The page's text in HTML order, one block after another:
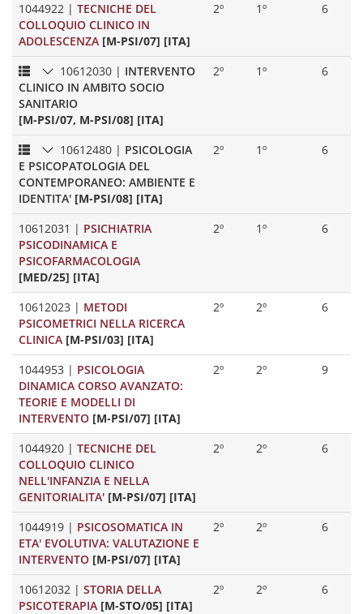
1044922 | TECNICHE DEL
COLLOQUIO CLINICO IN
ADOLESCENZA [M-PSI/07] [ITA]
2º 1º 6
10612030 | INTERVENTO
CLINICO IN AMBITO SOCIO
SANITARIO
[M-PSI/07, M-PSI/08] [ITA]
2º 1º 6
10612480 | PSICOLOGIA
E PSICOPATOLOGIA DEL
CONTEMPORANEO: AMBIENTE E
IDENTITA' [M-PSI/08] [ITA]
2º 1º 6
10612031 | PSICHIATRIA
PSICODINAMICA E
PSICOFARMACOLOGIA
[MED/25] [ITA]
2º 1º 6
10612023 | METODI
PSICOMETRICI NELLA RICERCA
CLINICA [M-PSI/03] [ITA]
2º 2º 6
1044953 | PSICOLOGIA
DINAMICA CORSO AVANZATO:
TEORIE E MODELLI DI
INTERVENTO [M-PSI/07] [ITA]
2º 2º 9
1044920 | TECNICHE DEL
COLLOQUIO CLINICO
NELL'INFANZIA E NELLA
GENITORIALITA' [M-PSI/07] [ITA]
2º 2º 6
1044919 | PSICOSOMATICA IN
ETA' EVOLUTIVA: VALUTAZIONE E
INTERVENTO [M-PSI/07] [ITA]
2º 2º 6
10612032 | STORIA DELLA
PSICOTERAPIA [M-STO/05] [ITA]
2º 2º 6